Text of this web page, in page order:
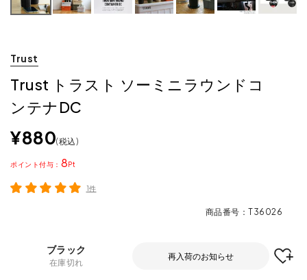
Trust
Trust トラスト ソーミニラウンドコ
ンテナDC
¥880 税込
8
ポイント
1件
商品番号 T36026
ブラック
在庫切れ
再入荷のお知らせ